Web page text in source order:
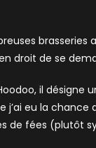
droit de se
il
eu la chance
de fées (plutôt